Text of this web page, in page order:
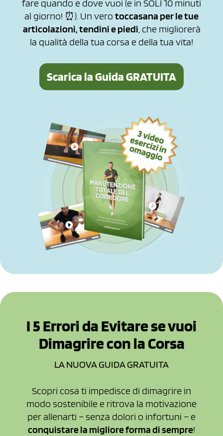
fare quando e dove vuoi (e in SOLI 10 minuti
al giorno! ⏰). Un vero toccasana per le tue
articolazioni, tendini e piedi , che migliorerà
la qualità della tua corsa e della tua vita!
Scarica la Guida GRATUITA
I 5 Errori da Evitare se vuoi
Dimagrire con la Corsa​
LA NUOVA GUIDA GRATUITA​
Scopri cosa ti impedisce di dimagrire in
modo sostenibile e ritrova la motivazione
per allenarti – senza dolori o infortuni – e
conquistare la migliore forma di sempre!